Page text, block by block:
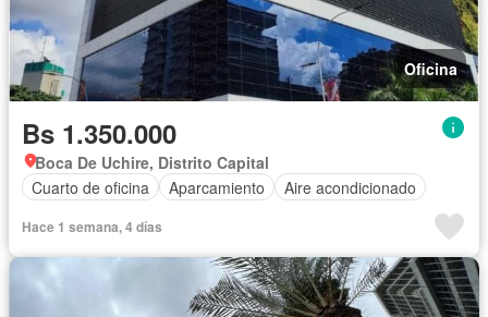
Oficina
Bs 1.350.000
Boca De Uchire, Distrito Capital
Cuarto de oficina
Aparcamiento Aire acondicionado
Hace 1 semana, 4 días